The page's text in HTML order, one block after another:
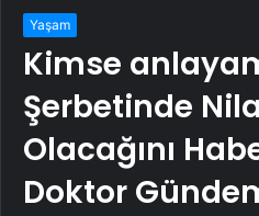
Yaşam
Kimse
Şerbetinde
Olacağını
Doktor